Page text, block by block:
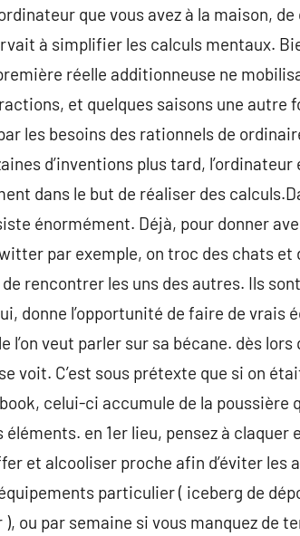
que vous avez à la maison,
à simplifier les calculs mentaux.
réelle additionneuse ne
et quelques saisons une autre
les besoins des rationnels de
d’inventions plus tard,
dans le but de réaliser des
énormément. Déjà, pour donner
par exemple, on troc des chats
rencontrer les uns des autres. Ils
donne l’opportunité de faire de vrais
l’on veut parler sur sa bécane. dès
voit. C’est sous prétexte que si on
celui-ci accumule de la poussière
éléments. en 1er lieu, pensez à
et alcooliser proche afin d’éviter les
particulier ( iceberg de
ou par semaine si vous manquez de